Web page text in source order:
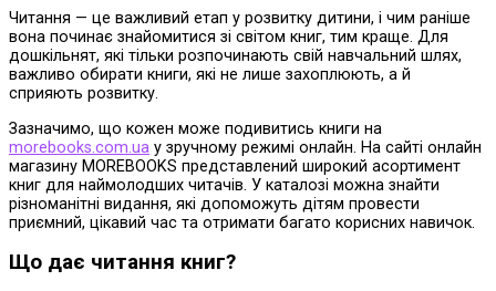
Читання — це важливий етап у розвитку дитини, і чим раніше
вона починає знайомитися зі світом книг, тим краще. Для
дошкільнят, які тільки розпочинають свій навчальний шлях,
важливо обирати книги, які не лише захоплюють, а й
сприяють розвитку.
Зазначимо, що кожен може подивитись книги на
morebooks.com.ua у зручному режимі онлайн. На сайті онлайн
магазину MOREBOOKS представлений широкий асортимент
книг для наймолодших читачів. У каталозі можна знайти
різноманітні видання, які допоможуть дітям провести
приємний, цікавий час та отримати багато корисних навичок.
Що дає читання книг?